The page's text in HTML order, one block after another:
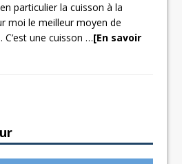
particulier la cuisson à la
moi le meilleur moyen de
C’est une cuisson…[En savoir